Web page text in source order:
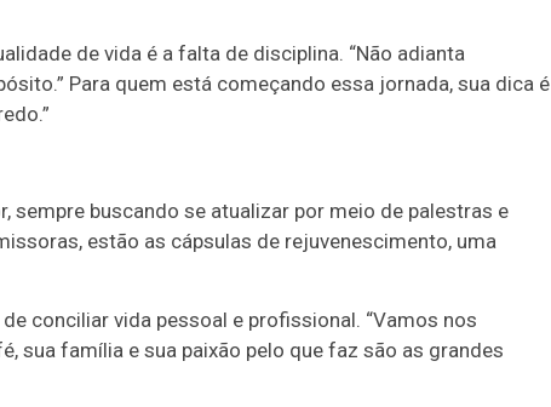
de vida é a falta de disciplina. “Não adianta
Para quem está começando essa jornada, sua dica é
sempre buscando se atualizar por meio de palestras e
estão as cápsulas de rejuvenescimento, uma
conciliar vida pessoal e profissional. “Vamos nos
sua família e sua paixão pelo que faz são as grandes